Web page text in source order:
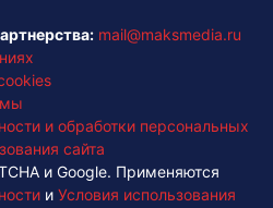
mail@maksmedia.ru
и обработки персональных
сайта
и Google. Применяются
и Условия использования